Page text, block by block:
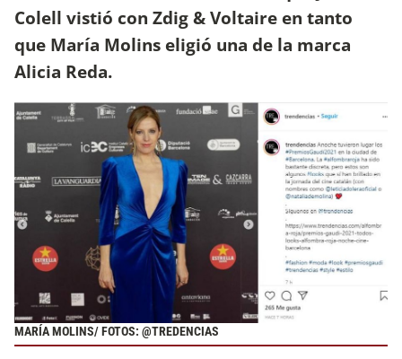
Colell vistió con Zdig & Voltaire en tanto
que María Molins eligió una de la marca
Alicia Reda.
MARÍA MOLINS/ FOTOS: @TREDENCIAS